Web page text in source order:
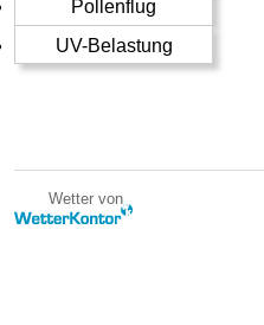
Pollenflug
UV-Belastung
Wetter von